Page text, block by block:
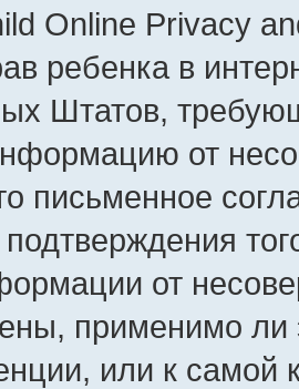
Online Privacy
ребенка в
Штатов,
от
письменное
подтверждения
от
применимо ли
или к самой